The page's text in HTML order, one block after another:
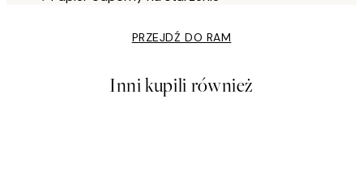
PRZEJDŹ DO RAM
Inni kupili również